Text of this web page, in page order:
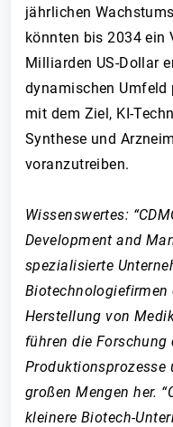
jährlichen
könnten bis 2034 ein
Milliarden US-Dollar
dynamischen Umfeld
mit dem Ziel, KI-
Synthese und
voranzutreiben.
Wissenswertes:
Development and
spezialisierte
Herstellung von
führen die Forschung
Produktionsprozesse
großen Mengen her.
kleinere Biotech-